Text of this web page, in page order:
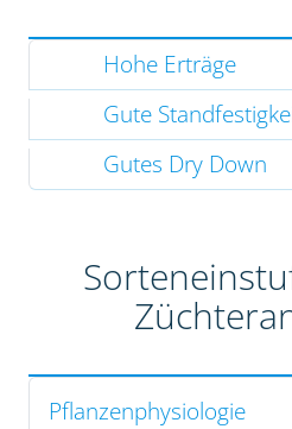
Hohe Erträge
Gute
Gutes Dry Down
Pflanzenphysiologie